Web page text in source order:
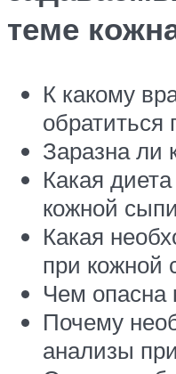
теме
К какому
обратиться
Заразна ли
Какая
кожной
Какая
при кожной
Чем опасна
Почему
анализы